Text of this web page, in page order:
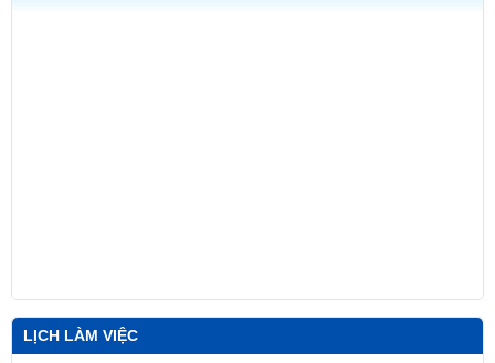
LỊCH LÀM VIỆC